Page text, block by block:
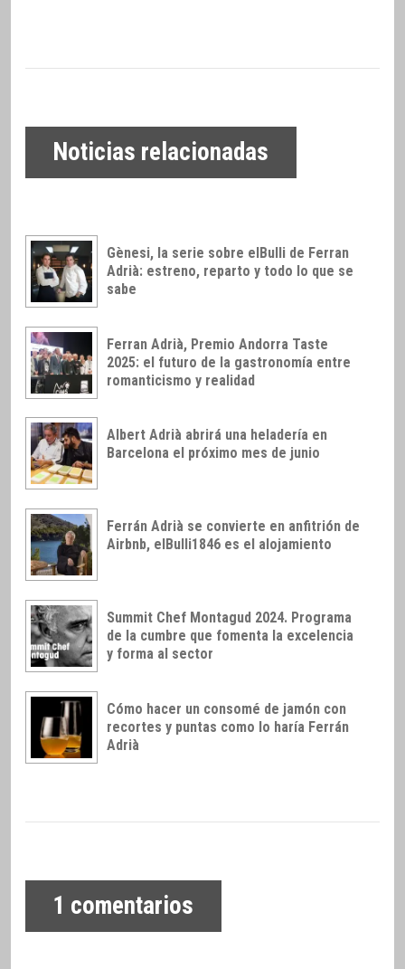
Noticias relacionadas
Gènesi, la serie sobre elBulli de Ferran
Adrià: estreno, reparto y todo lo que se
sabe
Ferran Adrià, Premio Andorra Taste
2025: el futuro de la gastronomía entre
romanticismo y realidad
Albert Adrià abrirá una heladería en
Barcelona el próximo mes de junio
Ferrán Adrià se convierte en anfitrión de
Airbnb, elBulli1846 es el alojamiento
Summit Chef Montagud 2024. Programa
de la cumbre que fomenta la excelencia
y forma al sector
Cómo hacer un consomé de jamón con
recortes y puntas como lo haría Ferrán
Adrià
1 comentarios